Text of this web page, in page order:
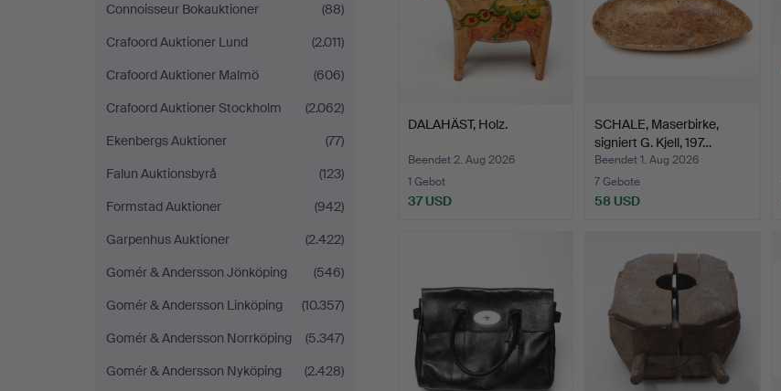
Connoisseur Bokauktioner
(88)
Crafoord Auktioner Lund
(2.011)
Crafoord Auktioner Malmö
(606)
Crafoord Auktioner Stockholm
(2.062)
Ekenbergs Auktioner
(77)
Falun Auktionsbyrå
(123)
Formstad Auktioner
(942)
Garpenhus Auktioner
(2.422)
Gomér & Andersson Jönköping
(546)
Gomér & Andersson Linköping
(10.357)
Gomér & Andersson Norrköping
(5.347)
Gomér & Andersson Nyköping
(2.428)
DALAHÄST, Holz.
Beendet 2. Aug 2026
1 Gebot
37 USD
SCHALE, Maserbirke,
signiert G. Kjell, 197…
Beendet 1. Aug 2026
7 Gebote
58 USD